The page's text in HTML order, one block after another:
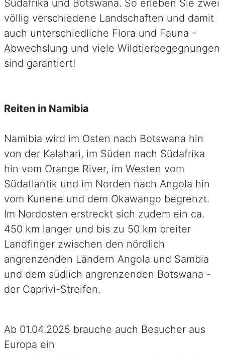
Südafrika und Botswana. So erleben Sie zwei
völlig verschiedene Landschaften und damit
auch unterschiedliche Flora und Fauna -
Abwechslung und viele Wildtierbegegnungen
sind garantiert!
Reiten in Namibia
Namibia wird im Osten nach Botswana hin
von der Kalahari, im Süden nach Südafrika
hin vom Orange River, im Westen vom
Südatlantik und im Norden nach Angola hin
vom Kunene und dem Okawango begrenzt.
Im Nordosten erstreckt sich zudem ein ca.
450 km langer und bis zu 50 km breiter
Landfinger zwischen den nördlich
angrenzenden Ländern Angola und Sambia
und dem südlich angrenzenden Botswana -
der Caprivi-Streifen.
Ab 01.04.2025 brauche auch Besucher aus
Europa ein